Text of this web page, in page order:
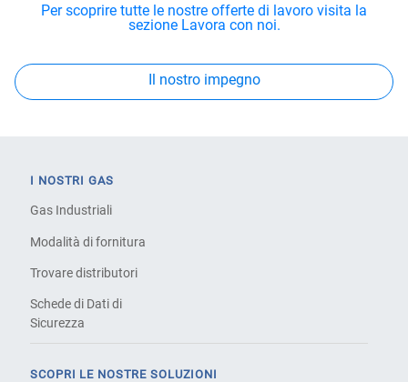
Per scoprire tutte le nostre offerte di lavoro visita la
sezione Lavora con noi.
Il nostro impegno
I NOSTRI GAS
Gas Industriali
Modalità di fornitura
Trovare distributori
Schede di Dati di
Sicurezza
SCOPRI LE NOSTRE SOLUZIONI